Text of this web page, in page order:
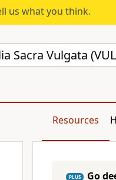
us what you think.
Sacra Vulgata
Resources
PLUS Go